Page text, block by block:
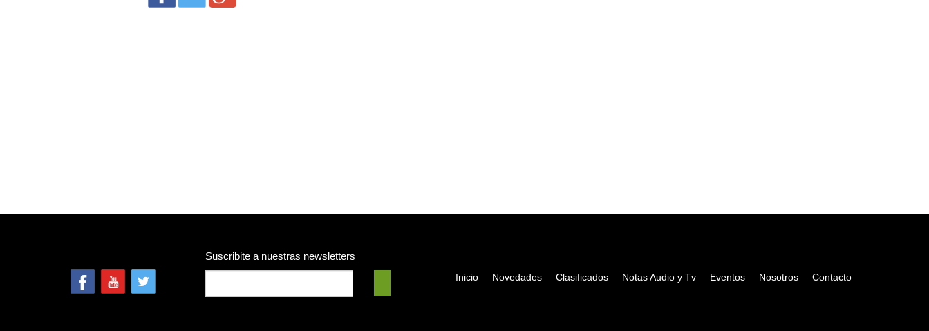
Suscribite a nuestras newsletters
Inicio Novedades Clasificados Notas Audio y Tv Eventos Nosotros Contacto